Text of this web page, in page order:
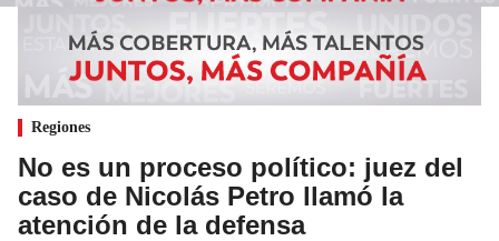
Regiones
No es un proceso político: juez del
caso de Nicolás Petro llamó la
atención de la defensa